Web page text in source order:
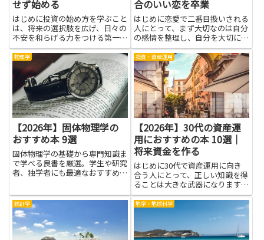
せず始める
はじめに投資の始め方を学ぶこと
は、将来の選択肢を広げ、日々の
不安を和らげる力をつける第一歩
です。基礎知識を身につければ、
リスクの種類や資金配分の考え
方、時間軸に応じた戦略が理解で
き、無理のない範囲で行動しやす
くなります。失敗せず始めるため
の...
合のいい恋を卒業
はじめに恋愛で二番目扱いされる
人にとって、まず大切なのは自分
の感情を整理し、自分を大切にす
る視点を持つことです。本を読む
ことは、第三者の知見や具体例を
通して自分のパターンに気づきや
すくなり、選択肢を増やす手助け
になります。考え方やコミュニ
ケ...
物理学
【2026年】固体物理学の
おすすめ本 9選
固体物理学の基礎から専門知識ま
で学べる良書を厳選。学生や研究
者、独学者にも最適なおすすめ本
投資・資産運用
【2026年】30代の資産運
用におすすめの本 10選｜
将来資金を作る
はじめに30代で資産運用に向き
合う人にとって、正しい知識を得
ることは大きな武器になります。
おすすめの本を読むことで、金融
商品の仕組みやリスク、税制や手
数料の影響、資産配分の考え方な
どを体系的に学べます。読書は自
分の目的やライフプランに合っ
統計学 地学・地球科学